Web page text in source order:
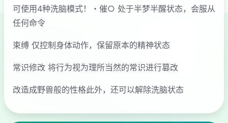
可使用4种洗脑模式！・催○ 处于半梦半醒状态，会服从
任何命令
束缚 仅控制身体动作，保留原本的精神状态
常识修改 将行为视为理所当然的常识进行篡改
改造成野兽般的性格此外，还可以解除洗脑状态